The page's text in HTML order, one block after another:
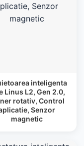
inteligenta
Linus L2, Gen 2.0,
rotativ, Control
Senzor
magnetic